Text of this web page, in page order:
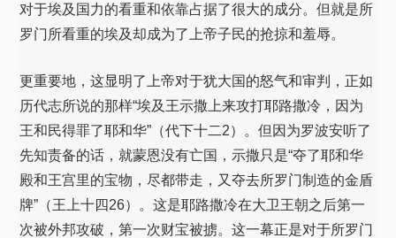
对于埃及国力的看重和依靠占据了很大的成分。但就是所
罗门所看重的埃及却成为了上帝子民的抢掠和羞辱。
更重要地，这显明了上帝对于犹大国的怒气和审判，正如
历代志所说的那样“埃及王示撒上来攻打耶路撒冷，因为
王和民得罪了耶和华”（代下十二2）。但因为罗波安听了
先知责备的话，就蒙恩没有亡国，示撒只是“夺了耶和华
殿和王宫里的宝物，尽都带走，又夺去所罗门制造的金盾
牌”（王上十四26）。这是耶路撒冷在大卫王朝之后第一
次被外邦攻破，第一次财宝被掳。这一幕正是对于所罗门